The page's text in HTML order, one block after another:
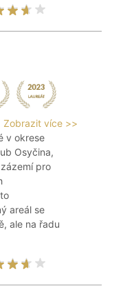
Zobrazit více >>
v okrese
Osyčina,
pro
areál se
ale na řadu